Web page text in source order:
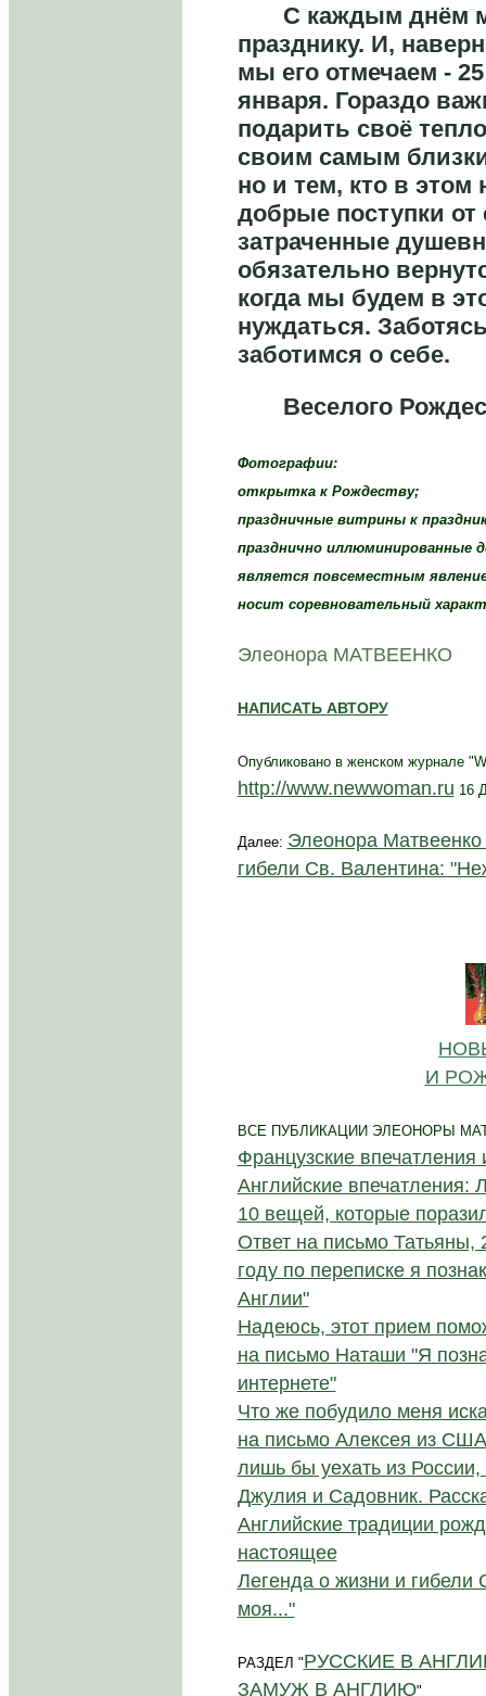
С каждым днём
празднику. И,
мы его отмечаем -
января. Гораздо
подарить своё
своим самым
но и тем, кто в этом
добрые поступки от
затраченные
обязательно
когда мы будем в
нуждаться.
заботимся о себе.
Веселого
Фотографии:
открытка к Рождеству;
праздничные витрины к
празднично иллюминированные
является повсеместным
носит соревновательный
Элеонора МАТВЕЕНКО
НАПИСАТЬ АВТОРУ
Опубликовано в женском журнале
http://www.newwoman.ru 16
Далее: Элеонора
гибели Св. Валентина:
Н
И
ВСЕ ПУБЛИКАЦИИ ЭЛЕОНОРЫ
Французские
Английские впечатления:
10 вещей, которые
Ответ на письмо
году по переписке я
Англии"
Надеюсь, этот прием
на письмо Наташи "Я
интернете"
Что же побудило меня
на письмо Алексея из
лишь бы уехать из России,
Джулия и Cадовник.
Английские традиции
настоящее
Легенда о жизни и
моя..."
РАЗДЕЛ "РУССКИЕ В
ЗАМУЖ В АНГЛИЮ"